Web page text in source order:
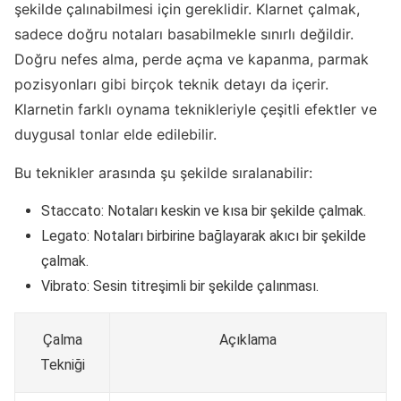
şekilde çalınabilmesi için gereklidir. Klarnet çalmak,
sadece doğru notaları basabilmekle sınırlı değildir.
Doğru nefes alma, perde açma ve kapanma, parmak
pozisyonları gibi birçok teknik detayı da içerir.
Klarnetin farklı oynama teknikleriyle çeşitli efektler ve
duygusal tonlar elde edilebilir.
Bu teknikler arasında şu şekilde sıralanabilir:
Staccato: Notaları keskin ve kısa bir şekilde çalmak.
Legato: Notaları birbirine bağlayarak akıcı bir şekilde
çalmak.
Vibrato: Sesin titreşimli bir şekilde çalınması.
Çalma
Tekniği
Açıklama